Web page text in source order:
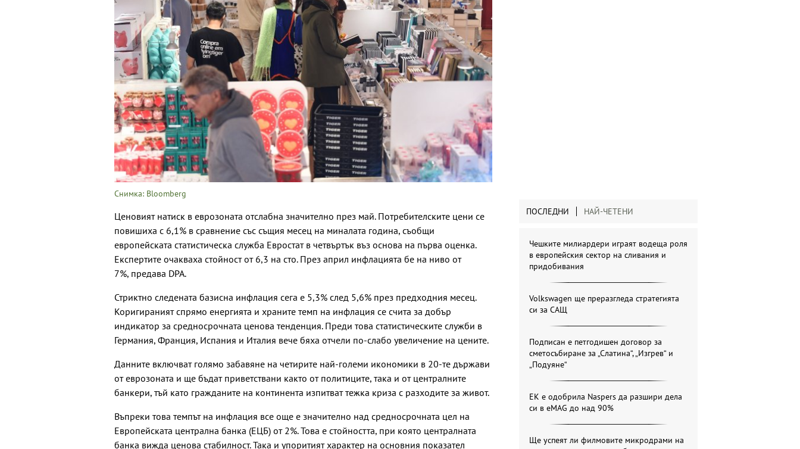
Снимка: Bloomberg
Ценовият натиск в еврозоната отслабна значително през май. Потребителските цени се
повишиха с 6,1% в сравнение със същия месец на миналата година, съобщи
европейската статистическа служба Евростат в четвъртък въз основа на първа оценка.
Експертите очакваха стойност от 6,3 на сто. През април инфлацията бе на ниво от
7%, предава DPA.
Стриктно следената базисна инфлация сега е 5,3% след 5,6% през предходния месец.
Коригираният спрямо енергията и храните темп на инфлация се счита за добър
индикатор за средносрочната ценова тенденция. Преди това статистическите служби в
Германия, Франция, Испания и Италия вече бяха отчели по-слабо увеличение на цените.
Данните включват голямо забавяне на четирите най-големи икономики в 20-те държави
от еврозоната и ще бъдат приветствани както от политиците, така и от централните
банкери, тъй като гражданите на континента изпитват тежка криза с разходите за живот.
Въпреки това темпът на инфлация все още е значително над средносрочната цел на
Европейската централна банка (ЕЦБ) от 2%. Това е стойността, при която централната
банка вижда ценова стабилност. Така и упоритият характер на основния показател
ПОСЛЕДНИ НАЙ-ЧЕТЕНИ
Чешките милиардери играят водеща роля
в европейския сектор на сливания и
придобивания
Volkswagen ще преразгледа стратегията
си за САЩ
Подписан е петгодишен договор за
сметосъбиране за „Слатина“, „Изгрев“ и
„Подуяне“
ЕК е одобрила Naspers да разшири дела
си в eMAG до над 90%
Ще успеят ли филмовите микродрами на